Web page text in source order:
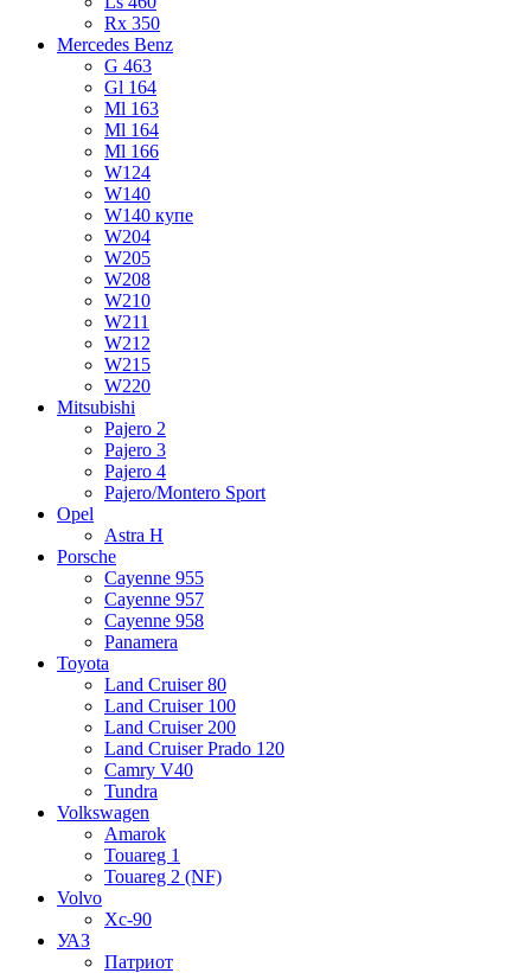
Rx 350
Mercedes Benz
G 463
Gl 164
Ml 163
Ml 164
Ml 166
W124
W140
W140 купе
W204
W205
W208
W210
W211
W212
W215
W220
Mitsubishi
Pajero 2
Pajero 3
Pajero 4
Pajero/Montero Sport
Opel
Astra H
Porsche
Cayenne 955
Cayenne 957
Cayenne 958
Panamera
Toyota
Land Cruiser 80
Land Cruiser 100
Land Cruiser 200
Land Cruiser Prado 120
Camry V40
Tundra
Volkswagen
Amarok
Touareg 1
Touareg 2 (NF)
Volvo
Xc-90
УАЗ
Патриот